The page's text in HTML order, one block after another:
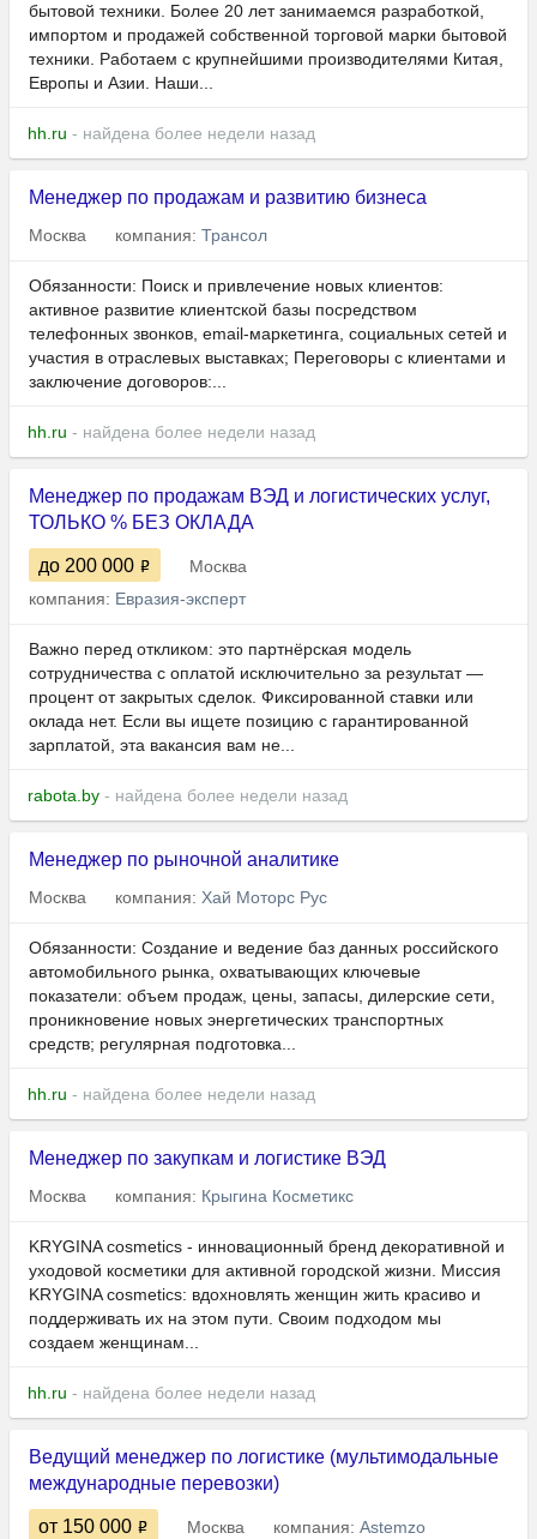
бытовой техники. Более 20 лет занимаемся разработкой,
импортом и продажей собственной торговой марки бытовой
техники. Работаем с крупнейшими производителями Китая,
Европы и Азии. Наши...
hh.ru - найдена более недели назад
Менеджер по продажам и развитию бизнеса
Москва компания: Трансол
Обязанности: Поиск и привлечение новых клиентов:
активное развитие клиентской базы посредством
телефонных звонков, email-маркетинга, социальных сетей и
участия в отраслевых выставках; Переговоры с клиентами и
заключение договоров:...
hh.ru - найдена более недели назад
Менеджер по продажам ВЭД и логистических услуг,
ТОЛЬКО % БЕЗ ОКЛАДА
до 200 000
Москва
компания: Евразия-эксперт
Важно перед откликом: это партнёрская модель
сотрудничества с оплатой исключительно за результат —
процент от закрытых сделок. Фиксированной ставки или
оклада нет. Если вы ищете позицию с гарантированной
зарплатой, эта вакансия вам не...
rabota.by - найдена более недели назад
Менеджер по рыночной аналитике
Москва компания: Хай Моторс Рус
Обязанности: Создание и ведение баз данных российского
автомобильного рынка, охватывающих ключевые
показатели: объем продаж, цены, запасы, дилерские сети,
проникновение новых энергетических транспортных
средств; регулярная подготовка...
hh.ru - найдена более недели назад
Менеджер по закупкам и логистике ВЭД
Москва компания: Крыгина Косметикс
KRYGINA cosmetics - инновационный бренд декоративной и
уходовой косметики для активной городской жизни. Миссия
KRYGINA cosmetics: вдохновлять женщин жить красиво и
поддерживать их на этом пути. Своим подходом мы
создаем женщинам...
hh.ru - найдена более недели назад
Ведущий менеджер по логистике (мультимодальные
международные перевозки)
от 150 000 Москва компания: Astemzo